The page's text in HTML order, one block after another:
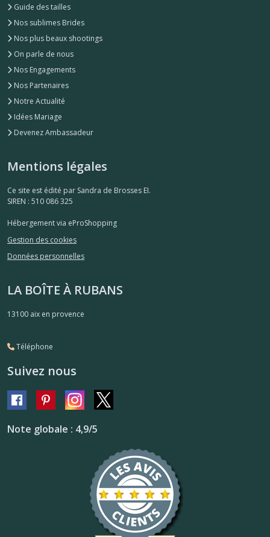
Guide des tailles
Nos sublimes Brides
Nos plus beaux shootings
On parle de nous
Nos Engagements
Nos Partenaires
Notre Actualité
Idées Mariage
Devenez Ambassadeur
Mentions légales
Ce site est édité par Sandra de Brosses EI.
SIREN : 510 086 325
Hébergement via eProShopping
Gestion des cookies
Données personnelles
LA BOÎTE À RUBANS
13100 aix en provence
Téléphone
Suivez nous
Note globale : 4,9/5